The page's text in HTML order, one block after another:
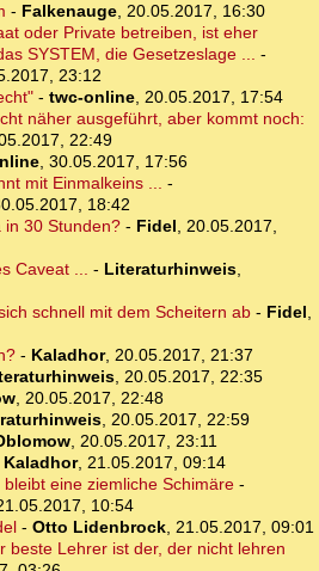
- Falkenauge, 20.05.2017, 16:30
oder Private betreiben, ist eher
SYSTEM, die Gesetzeslage ... -
23:12
- twc-online, 20.05.2017, 17:54
näher ausgeführt, aber kommt noch:
22:49
, 30.05.2017, 17:56
mit Einmalkeins ... -
18:42
in 30 Stunden?- Fidel, 20.05.2017,
Caveat ... - Literaturhinweis,
schnell mit dem Scheitern ab- Fidel,
- Kaladhor, 20.05.2017, 21:37
, 20.05.2017, 22:35
, 20.05.2017, 22:48
, 20.05.2017, 22:59
, 20.05.2017, 23:11
Kaladhor, 21.05.2017, 09:14
bleibt eine ziemliche Schimäre-
10:54
- Otto Lidenbrock, 21.05.2017, 09:01
beste Lehrer ist der, der nicht lehren